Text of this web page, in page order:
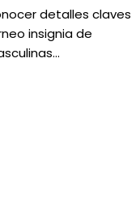
detalles claves
insignia de